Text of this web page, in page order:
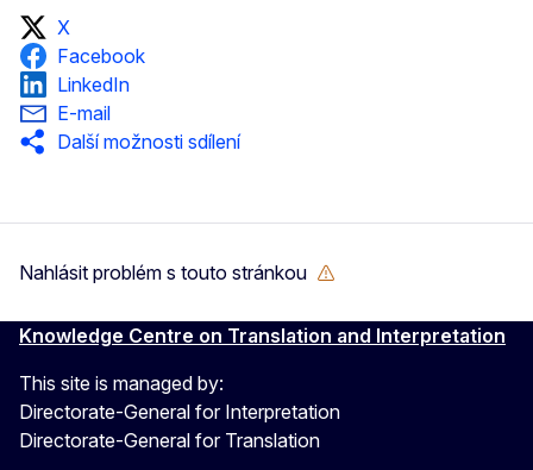
X
Facebook
LinkedIn
E-mail
Další možnosti sdílení
Nahlásit problém s touto stránkou
Knowledge Centre on Translation and Interpretation
This site is managed by:
Directorate-General for Interpretation
Directorate-General for Translation